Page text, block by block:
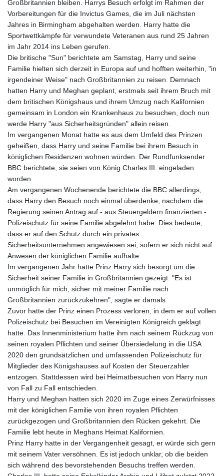
Großbritannien bleiben. Harrys Besuch erfolgt im Rahmen der
Vorbereitungen für die Invictus Games, die im Juli nächsten
Jahres in Birmingham abgehalten werden. Harry hatte die
Sportwettkämpfe für verwundete Veteranen aus rund 25 Jahren
im Jahr 2014 ins Leben gerufen.
Die britische "Sun" berichtete am Samstag, Harry und seine
Familie hielten sich derzeit in Europa auf und hofften weiterhin, "in
irgendeiner Weise" nach Großbritannien zu reisen. Demnach
hatten Harry und Meghan geplant, erstmals seit ihrem Bruch mit
dem britischen Königshaus und ihrem Umzug nach Kalifornien
gemeinsam in London ein Krankenhaus zu besuchen, doch nun
werde Harry "aus Sicherheitsgründen" allein reisen.
Im vergangenen Monat hatte es aus dem Umfeld des Prinzen
geheißen, dass Harry und seine Familie bei ihrem Besuch in
königlichen Residenzen wohnen würden. Der Rundfunksender
BBC berichtete, sie seien von König Charles III. eingeladen
worden.
Am vergangenen Wochenende berichtete die BBC allerdings,
dass Harry den Besuch noch einmal überdenke, nachdem die
Regierung seinen Antrag auf - aus Steuergeldern finanzierten -
Polizeischutz für seine Familie abgelehnt habe. Dies bedeute,
dass er auf den Schutz durch ein privates
Sicherheitsunternehmen angewiesen sei, sofern er sich nicht auf
Anwesen der königlichen Familie aufhalte.
Im vergangenen Jahr hatte Prinz Harry sich besorgt um die
Sicherheit seiner Familie in Großbritannien gezeigt. "Es ist
unmöglich für mich, sicher mit meiner Familie nach
Großbritannien zurückzukehren", sagte er damals.
Zuvor hatte der Prinz einen Prozess verloren, in dem er auf vollen
Polizeischutz bei Besuchen im Vereinigten Königreich geklagt
hatte. Das Innenministerium hatte ihm nach seinem Rückzug von
seinen royalen Pflichten und seiner Übersiedelung in die USA
2020 den grundsätzlichen und umfassenden Polizeischutz für
Mitglieder des Königshauses auf Kosten der Steuerzahler
entzogen. Stattdessen wird bei Heimatbesuchen von Harry nun
von Fall zu Fall entschieden.
Harry und Meghan hatten sich 2020 im Zuge eines Zerwürfnisses
mit der königlichen Familie von ihren royalen Pflichten
zurückgezogen und Großbritannien den Rücken gekehrt. Die
Familie lebt heute in Meghans Heimat Kalifornien.
Prinz Harry hatte in der Vergangenheit gesagt, er würde sich gern
mit seinem Vater versöhnen. Es ist jedoch unklar, ob die beiden
sich während des bevorstehenden Besuchs treffen werden.